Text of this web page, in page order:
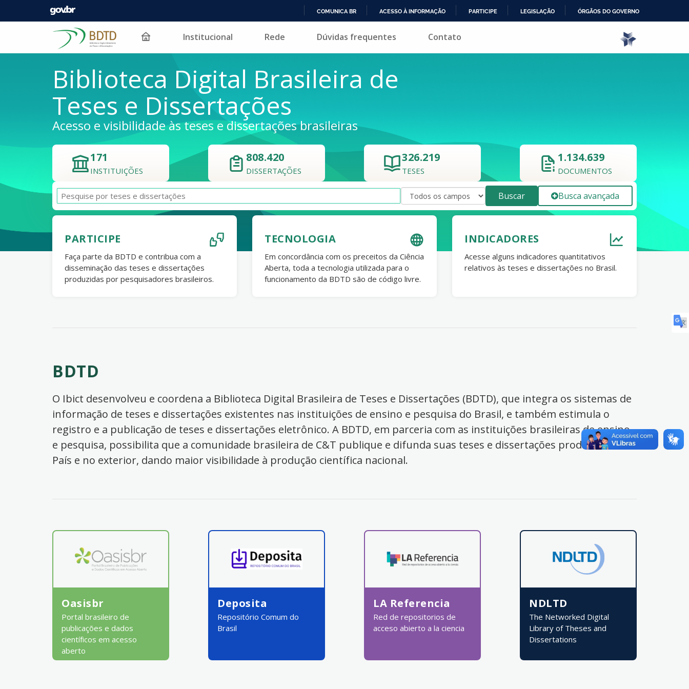
PARA
COMUNICA BR ACESSO À INFORMAÇÃO PARTICIPE LEGISLAÇÃO ÓRGÃOS DO GOVERNO
Pular para o conteúdo Institucional Rede Dúvidas frequentes Contato
Biblioteca Digital Brasileira de
Teses e Dissertações
Acesso e visibilidade às teses e dissertações brasileiras
171
INSTITUIÇÕES
808.420
DISSERTAÇÕES
326.219
TESES
1.134.639
DOCUMENTOS
Buscar Busca avançada
PARTICIPE
Faça parte da BDTD e contribua com a
disseminação das teses e dissertações
produzidas por pesquisadores brasileiros.
TECNOLOGIA
Em concordância com os preceitos da Ciência
Aberta, toda a tecnologia utilizada para o
funcionamento da BDTD são de código livre.
INDICADORES
Acesse alguns indicadores quantitativos
relativos às teses e dissertações no Brasil.
BDTD
O Ibict desenvolveu e coordena a Biblioteca Digital Brasileira de Teses e Dissertações (BDTD), que integra os sistemas de
informação de teses e dissertações existentes nas instituições de ensino e pesquisa do Brasil, e também estimula o
registro e a publicação de teses e dissertações eletrônico. A BDTD, em parceria com as instituições brasileiras de ensino
e pesquisa, possibilita que a comunidade brasileira de C&T publique e difunda suas teses e dissertações produzidas no
País e no exterior, dando maior visibilidade à produção científica nacional.
Oasisbr
Portal brasileiro de
publicações e dados
científicos em acesso
aberto
Deposita
Repositório Comum do
Brasil
LA Referencia
Red de repositorios de
acceso abierto a la ciencia
NDLTD
The Networked Digital
Library of Theses and
Dissertations